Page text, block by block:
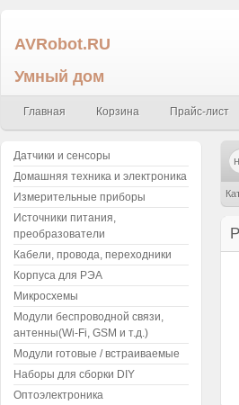
AVRobot.RU
Умный дом
Главная Корзина Прайс-лист
Датчики и сенсоры
Домашняя техника и электроника
Измерительные приборы
Источники питания,
преобразователи
Кабели, провода, переходники
Корпуса для РЭА
Микросхемы
Модули беспроводной связи,
антенны(Wi-Fi, GSM и т.д.)
Модули готовые / встраиваемые
Наборы для сборки DIY
Оптоэлектроника